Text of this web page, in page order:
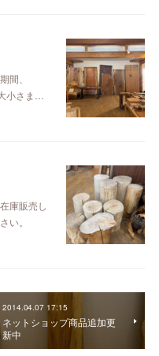
間、
小さま…
庫販売し
い。
2014.04.07 17:15
ネットショップ商品追加更
新中